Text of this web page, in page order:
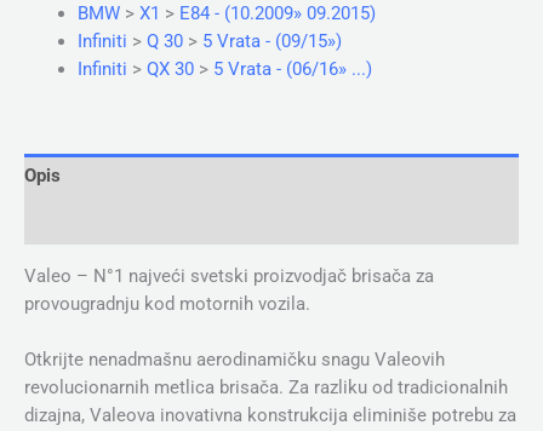
BMW> X1 > E84 - (10.2009» 09.2015)
Infiniti > Q 30> 5 Vrata - (09/15»)
Infiniti > QX 30> 5 Vrata - (06/16» ...)
Opis
Valeo – N°1 najveći svetski proizvodjač brisača za
provougradnju kod motornih vozila.
Otkrijte nenadmašnu aerodinamičku snagu Valeovih
revolucionarnih metlica brisača. Za razliku od tradicionalnih
dizajna, Valeova inovativna konstrukcija eliminiše potrebu za